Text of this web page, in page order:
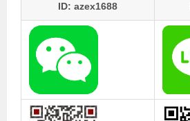
ID: azex1688